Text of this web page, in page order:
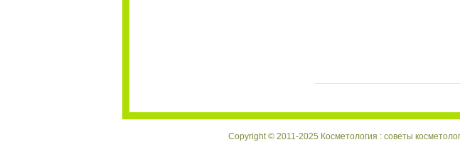
Copyright © 2011-2025 Косметология : советы